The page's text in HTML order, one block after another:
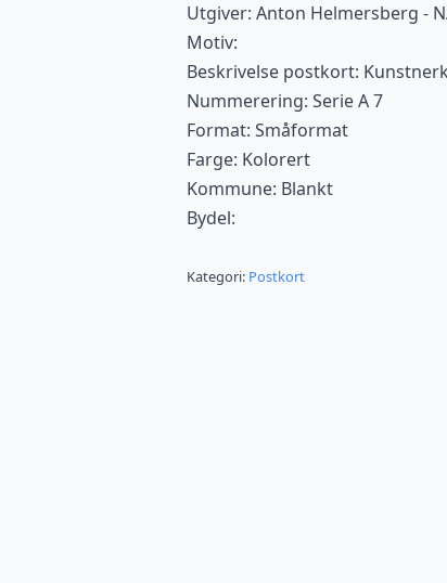
Utgiver: Anton Helmersberg -
Motiv:
Beskrivelse postkort:
Nummerering: Serie A 7
Format: Småformat
Farge: Kolorert
Kommune: Blankt
Bydel:
Kategori: Postkort